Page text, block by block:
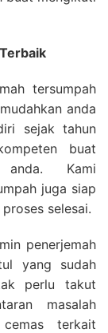
tersumpah
anda
sejak tahun
buat
anda. Kami
juga siap
selesai.
penerjemah
yang sudah
perlu takut
masalah
terkait